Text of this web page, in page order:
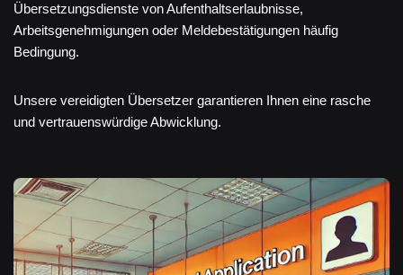
Übersetzungsdienste von Aufenthaltserlaubnisse,
Arbeitsgenehmigungen oder Meldebestätigungen häufig
Bedingung.
Unsere vereidigten Übersetzer garantieren Ihnen eine rasche
und vertrauenswürdige Abwicklung.